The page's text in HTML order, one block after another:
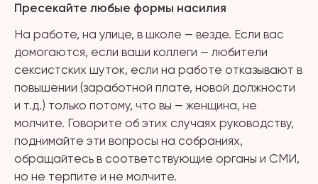
Пресекайте любые формы насилия
На работе, на улице, в школе — везде. Если вас
домогаются, если ваши коллеги — любители
сексистских шуток, если на работе отказывают в
повышении (заработной плате, новой должности
и т.д.) только потому, что вы — женщина, не
молчите. Говорите об этих случаях руководству,
поднимайте эти вопросы на собраниях,
обращайтесь в соответствующие органы и СМИ,
но не терпите и не молчите.